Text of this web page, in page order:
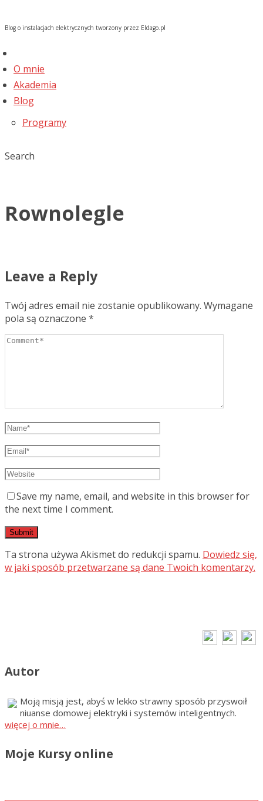
Blog o instalacjach elektrycznych tworzony przez Eldago.pl
O mnie
Akademia
Blog
Programy
Search
Rownolegle
Leave a Reply
Twój adres email nie zostanie opublikowany. Wymagane
pola są oznaczone *
Save my name, email, and website in this browser for
the next time I comment.
Ta strona używa Akismet do redukcji spamu. Dowiedz się,
w jaki sposób przetwarzane są dane Twoich komentarzy.
Autor
Moją misją jest, abyś w lekko strawny sposób przyswoił
niuanse domowej elektryki i systemów inteligentnych.
więcej o mnie…
Moje Kursy online